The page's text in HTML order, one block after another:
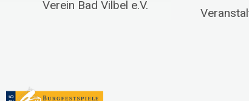
Verein Bad Vilbel e.V.